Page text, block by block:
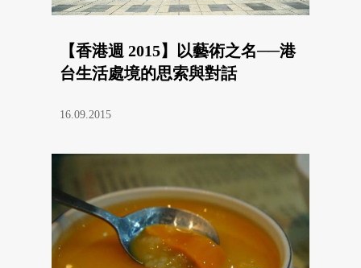
【香港週 2015】以藝術之名──港
台生活處境的思索與對話
16.09.2015